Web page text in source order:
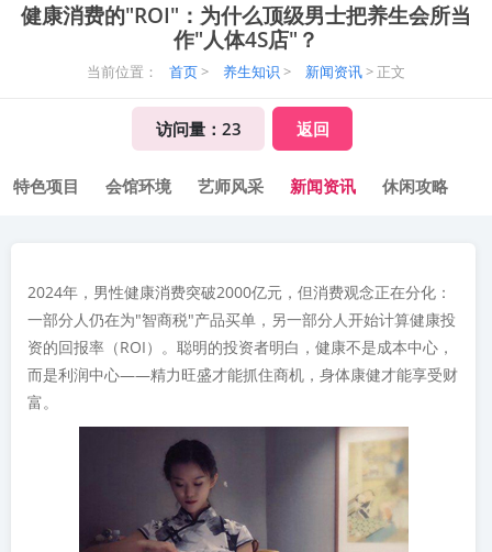
健康消费的"ROI"：为什么顶级男士把养生会所当
作"人体4S店"？
当前位置： 首页> 养生知识 > 新闻资讯> 正文
访问量： 23 返回
特色项目 会馆环境 艺师风采 新闻资讯 休闲攻略
2024年，男性健康消费突破2000亿元，但消费观念正在分化：
一部分人仍在为"智商税"产品买单，另一部分人开始计算健康投
资的回报率（ROI）。聪明的投资者明白，健康不是成本中心，
而是利润中心——精力旺盛才能抓住商机，身体康健才能享受财
富。